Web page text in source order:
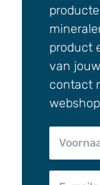
product
van
contact